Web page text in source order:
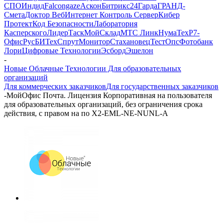
СПОИндидFalcongazeАсконБитрикс24ГардаГРАНД-
СметаДоктор ВебИнтернет Контроль СерверКибер
ПротектКод БезопасностиЛаборатория
КасперскогоЛидерТаскМойСкладМТС ЛинкНумаТехР7-
ОфисРусБИТехСпрутМониторСтахановецТестОпсФотобанк
ЛориЦифровые ТехнологииЭсбордЭшелон
-
Новые Облачные Технологии Для образовательных
организаций
Для коммерческих заказчиковДля государственных заказчиков
-МойОфис Почта. Лицензия Корпоративная на пользователя
для образовательных организаций, без ограничения срока
действия, с правом на по X2-EML-NE-NUNL-А